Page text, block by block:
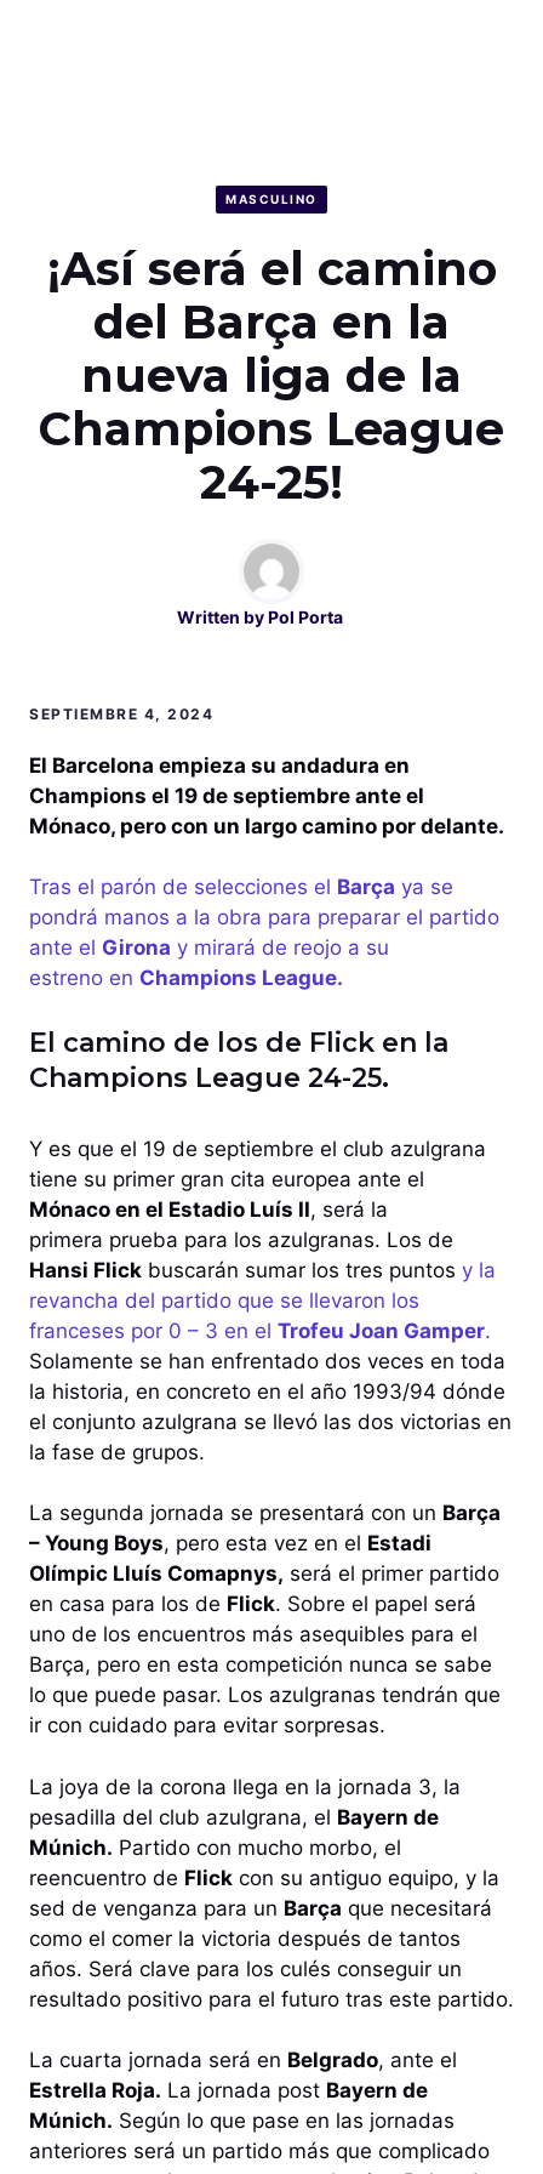
MASCULINO
¡Así será el camino
del Barça en la
nueva liga de la
Champions League
24-25!
Written byPol Porta
SEPTIEMBRE 4, 2024
El Barcelona empieza su andadura en
Champions el 19 de septiembre ante el
Mónaco, pero con un largo camino por delante.
Tras el parón de selecciones el Barça ya se
pondrá manos a la obra para preparar el partido
ante el Girona y mirará de reojo a su
estreno en Champions League.
El camino de los de Flick en la
Champions League 24-25.
Y es que el 19 de septiembre el club azulgrana
tiene su primer gran cita europea ante el
Mónaco en el Estadio Luís II, será la
primera prueba para los azulgranas. Los de
Hansi Flick buscarán sumar los tres puntos y la
revancha del partido que se llevaron los
franceses por 0 – 3 en el Trofeu Joan Gamper.
Solamente se han enfrentado dos veces en toda
la historia, en concreto en el año 1993/94 dónde
el conjunto azulgrana se llevó las dos victorias en
la fase de grupos.
La segunda jornada se presentará con un Barça
– Young Boys, pero esta vez en el Estadi
Olímpic Lluís Comapnys, será el primer partido
en casa para los de Flick. Sobre el papel será
uno de los encuentros más asequibles para el
Barça, pero en esta competición nunca se sabe
lo que puede pasar. Los azulgranas tendrán que
ir con cuidado para evitar sorpresas.
La joya de la corona llega en la jornada 3, la
pesadilla del club azulgrana, el Bayern de
Múnich. Partido con mucho morbo, el
reencuentro de Flick con su antiguo equipo, y la
sed de venganza para un Barça que necesitará
como el comer la victoria después de tantos
años. Será clave para los culés conseguir un
resultado positivo para el futuro tras este partido.
La cuarta jornada será en Belgrado, ante el
Estrella Roja. La jornada post Bayern de
Múnich. Según lo que pase en las jornadas
anteriores será un partido más que complicado